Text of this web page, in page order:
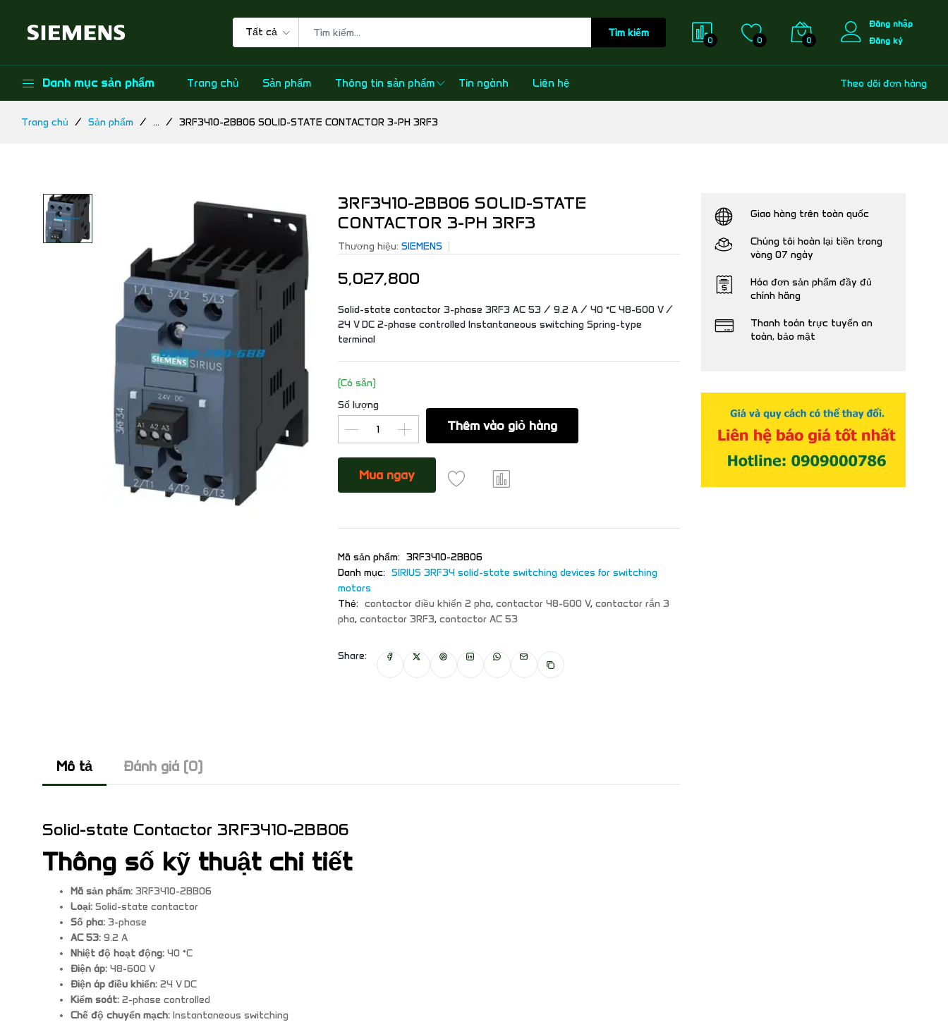
Tất cả Tìm kiếm
0 0 0
Đăng nhập
Đăng ký
Danh mục sản phẩm Trang chủ Sản phẩm Thông tin sản phẩm Tin ngành Liên hệ Theo dõi đơn hàng
Trang chủ Sản phẩm ... 3RF3410-2BB06 SOLID-STATE CONTACTOR 3-PH 3RF3
3RF3410-2BB06 SOLID-STATE
CONTACTOR 3-PH 3RF3
Thương hiệu: SIEMENS
5,027,800
Solid-state contactor 3-phase 3RF3 AC 53 / 9.2 A / 40 °C 48-600 V /
24 V DC 2-phase controlled Instantaneous switching Spring-type
terminal
(Có sẵn)
Số lượng
Thêm vào giỏ hàng
Mua ngay
Mã sản phẩm: 3RF3410-2BB06
Danh mục: SIRIUS 3RF34 solid-state switching devices for switching
motors
Thẻ: contactor điều khiển 2 pha, contactor 48-600 V, contactor rắn 3
pha, contactor 3RF3, contactor AC 53
Share:
Mô tả Đánh giá (0)
Solid-state Contactor 3RF3410-2BB06
Thông số kỹ thuật chi tiết
Mã sản phẩm: 3RF3410-2BB06
Loại: Solid-state contactor
Số pha: 3-phase
AC 53: 9.2 A
Nhiệt độ hoạt động: 40 °C
Điện áp: 48-600 V
Điện áp điều khiển: 24 V DC
Kiểm soát: 2-phase controlled
Chế độ chuyển mạch: Instantaneous switching
Giao hàng trên toàn quốc
Chúng tôi hoàn lại tiền trong
vòng 07 ngày
Hóa đơn sản phẩm đầy đủ
chính hãng
Thanh toán trực tuyến an
toàn, bảo mật